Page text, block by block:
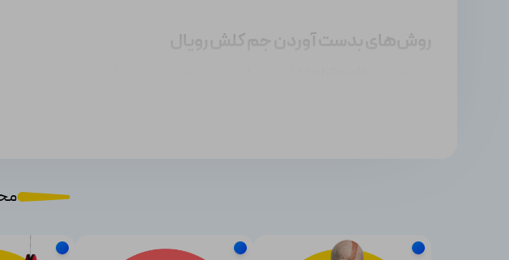
روش‌های بدست آوردن جم کلش رویال
صندوقچه‌های رایگان: با فعالیت درون بازی، هرروز یک صندوقچه رایگان به شما اهدا